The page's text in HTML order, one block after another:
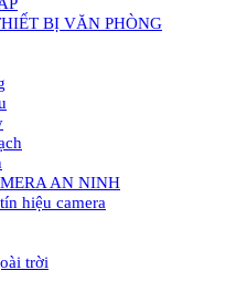
BỊ VĂN PHÒNG
AN NINH
hiệu camera
trời